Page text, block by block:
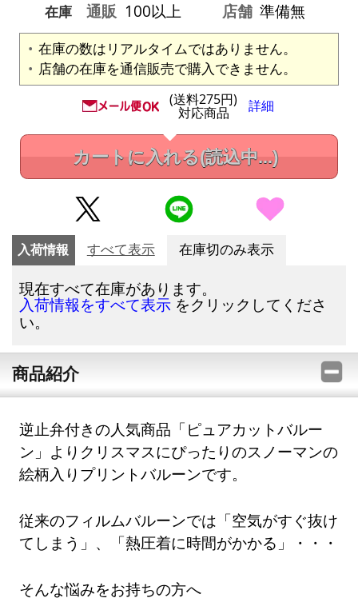
在庫
通販 100以上 店舗 準備無
在庫の数はリアルタイムではありません。
店舗の在庫を通信販売で購入できません。
(送料275円)
対応商品 詳細
カートに入れる(読込中...)
入荷情報 すべて表示 在庫切のみ表示
現在すべて在庫があります。
入荷情報をすべて表示 をクリックしてくださ
い。
商品紹介
逆止弁付きの人気商品「ピュアカットバルー
ン」よりクリスマスにぴったりのスノーマンの
絵柄入りプリントバルーンです。
従来のフィルムバルーンでは「空気がすぐ抜け
てしまう」、「熱圧着に時間がかかる」・・・
そんな悩みをお持ちの方へ